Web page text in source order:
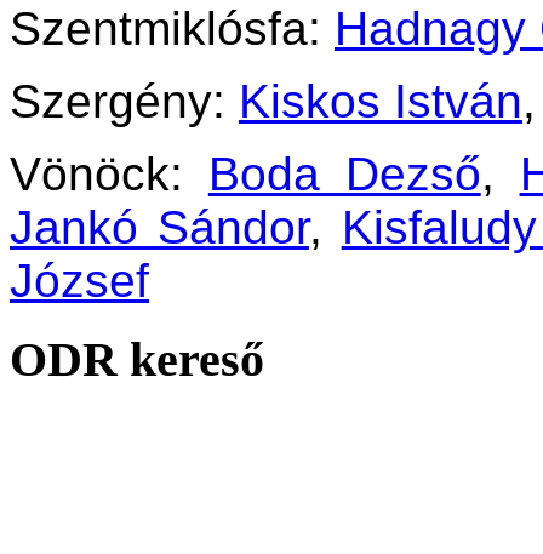
Szentmiklósfa: Hadnagy
Szergény: Kiskos István
Vönöck: Boda Dezső,
Jankó Sándor,
József
ODR kereső